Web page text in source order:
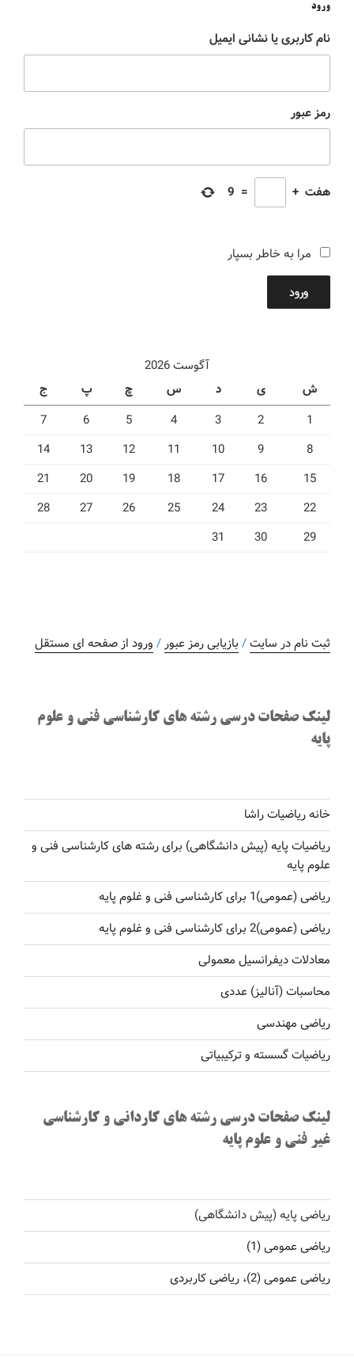
ورود
نام کاربری یا نشانی ایمیل
رمز عبور
هفت +
=
9
مرا به خاطر بسپار
ورود
آگوست 2026
ش
ی د س چ پ
ج
1
2
3
4
5
6
7
8
9
10
11
12
13
14
15
16
17
18
19
20
21
22
23
24
25
26
27
28
29
30
31
ثبت نام در سایت/ بازیابی رمز عبور/ ورود از صفحه ای مستقل
لینک صفحات درسی رشته های کارشناسی فنی و علوم
پایه
خانه ریاضیات راشا
ریاضیات پایه (پیش دانشگاهی) برای رشته های کارشناسی فنی و
علوم پایه
ریاضی (عمومی)1 برای کارشناسی فنی و غلوم پایه
ریاضی (عمومی)2 برای کارشناسی فنی و غلوم پایه
معادلات دیفرانسیل معمولی
محاسبات (آنالیز) عددی
ریاضی مهندسی
ریاضیات گسسته و ترکیبیاتی
لینک صفحات درسی رشته های کاردانی و کارشناسی
غیر فنی و علوم پایه
ریاضی پایه (پیش دانشگاهی)
ریاضی عمومی (1)
ریاضی عمومی (2)، ریاضی کاربردی